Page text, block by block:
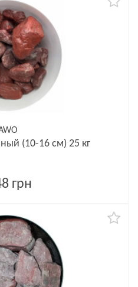
(10-16 см) 25 кг
грн